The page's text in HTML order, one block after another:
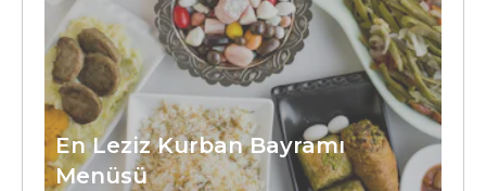
En Leziz Kurban Bayramı
Menüsü